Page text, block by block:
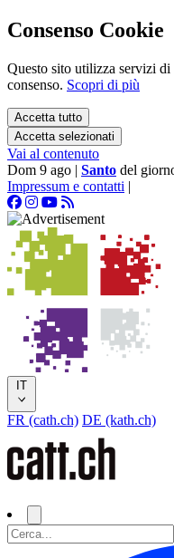
Consenso Cookie
Questo sito utilizza servizi
consenso. Scopri di più
Accetta tutto
Accetta selezionati
Vai al contenuto
Dom 9 ago | Santo del
Impressum e contatti |
IT
FR (cath.ch) DE (kath.ch)